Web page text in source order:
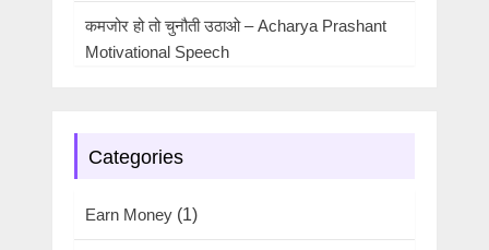
कमजोर हो तो चुनौती उठाओ – Acharya Prashant
Motivational Speech
Categories
Earn Money (1)